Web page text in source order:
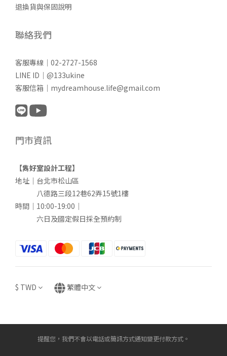
退換貨與保固說明
聯絡我們
客服專線｜02-2727-1568
LINE ID｜@133ukine
客服信箱｜mydreamhouse.life@gmail.com
門市資訊
【雋好室設計工程】
地址｜台北市松山區
八德路三段12巷62弄15號1樓
時間｜10:00-19:00｜
六日及國定假日採全預約制
$ TWD 繁體中文
提醒您，我們不會以電話或簡訊方式通知變更付款方式。